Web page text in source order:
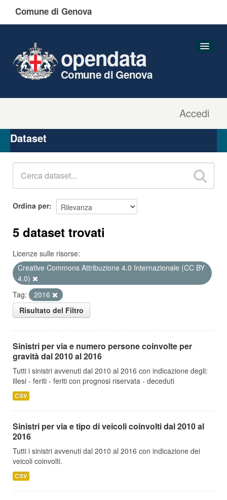
Comune di Genova
Accedi
opendata
Comune di Genova
Organizzazioni
Gruppi
Dataset
Ordina per
5 dataset trovati
Licenze sulle risorse:
Creative Commons Attribuzione 4.0 Internazionale (CC BY
4.0)
Tag:
2016
Risultato del Filtro
Sinistri per via e numero persone coinvolte per
gravità dal 2010 al 2016
Tutti i sinistri avvenuti dal 2010 al 2016 con indicazione degli:
illesi - feriti - feriti con prognosi riservata - deceduti
CSV
Sinistri per via e tipo di veicoli coinvolti dal 2010 al
2016
Tutti i sinistri avvenuti dal 2010 al 2016 con indicazione dei
veicoli coinvolti.
CSV